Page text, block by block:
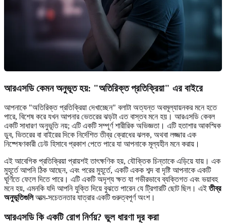
আরএসডি কেমন অনুভূত হয়: "অতিরিক্ত প্রতিক্রিয়া" এর বাইরে
আপনাকে "অতিরিক্ত প্রতিক্রিয়া দেখাচ্ছেন" বলাটা অত্যন্ত অবমূল্যায়নকর মনে হতে
পারে, বিশেষ করে যখন আপনার ভেতরের ঝড়টা এত বাস্তব মনে হয়। আরএসডি কেবল
একটি সাধারণ অনুভূতি নয়; এটি একটি সম্পূর্ণ শারীরিক অভিজ্ঞতা। এটি হতাশার আকস্মিক
ডুব, ভিতরের বা বাইরের দিকে নির্দেশিত তীব্র ক্রোধের ঝলক, অথবা লজ্জার এক
নিষ্পেষণকারী ঢেউ হিসাবে প্রকাশ পেতে পারে যা আপনাকে মূল্যহীন মনে করায়।
এই আবেগিক প্রতিক্রিয়া প্রায়শই তাৎক্ষণিক হয়, যৌক্তিক চিন্তাকে এড়িয়ে যায়। এক
মুহূর্তে আপনি ঠিক আছেন, এবং পরের মুহূর্তে, একটি একক শব্দ বা দৃষ্টি আপনাকে একটি
ঘূর্ণিতে ফেলে দিতে পারে। এটি একটি অদৃশ্য ক্ষত যা গভীরভাবে ব্যক্তিগত এবং ভয়াবহ
মনে হয়, এমনকি যদি আপনি যুক্তি দিয়ে বুঝতে পারেন যে ট্রিগারটি ছোট ছিল। এইতীব্র
অনুভূতিগুলিআত্ম-সচেতনতার যাত্রার একটি গুরুত্বপূর্ণ অংশ।
আরএসডি কি একটি রোগ নির্ণয়? ভুল ধারণা দূর করা